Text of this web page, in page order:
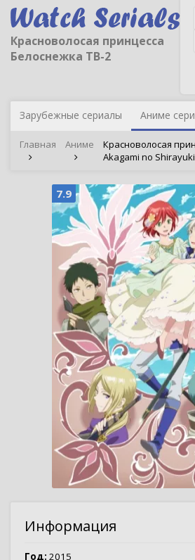
Красноволосая принцесса
Белоснежка ТВ-2
Зарубежные сериалы Аниме
Главная Аниме
Красноволосая
Akagami no
7.9
Информация
Год: 2015